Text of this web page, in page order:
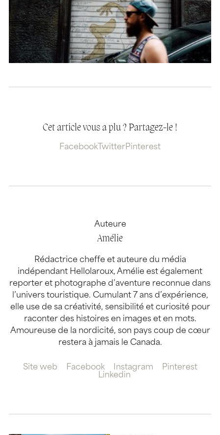
Cet article vous a plu ? Partagez-le !
Facebook TwitterPinterest
Auteure
Amélie
Rédactrice cheffe et auteure du média
indépendant Hellolaroux, Amélie est également
reporter et photographe d’aventure reconnue dans
l’univers touristique. Cumulant 7 ans d’expérience,
elle use de sa créativité, sensibilité et curiosité pour
raconter des histoires en images et en mots.
Amoureuse de la nordicité, son pays coup de cœur
restera à jamais le Canada.
Site web Facebook Instagram
Pinterest
Linkedin